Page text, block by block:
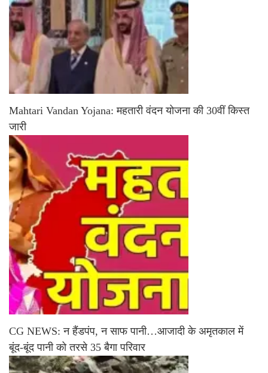
Mahtari Vandan Yojana: महतारी वंदन योजना की 30वीं किस्त
जारी
CG NEWS: न हैंडपंप, न साफ पानी…आजादी के अमृतकाल में
बूंद-बूंद पानी को तरसे 35 बैगा परिवार